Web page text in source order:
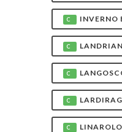
C INVERNO
C
C
C
C LINAROLO